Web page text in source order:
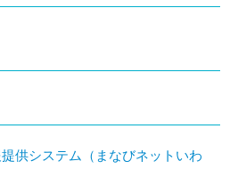
供システム（まなびネットいわ